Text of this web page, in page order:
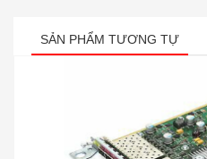
SẢN PHẨM TƯƠNG TỰ